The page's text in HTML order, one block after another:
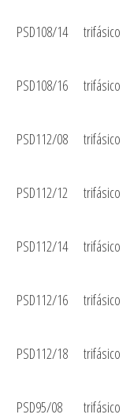
PSD108/14 trifásico
PSD108/16 trifásico
PSD112/08 trifásico
PSD112/12 trifásico
PSD112/14 trifásico
PSD112/16 trifásico
PSD112/18 trifásico
PSD95/08 trifásico